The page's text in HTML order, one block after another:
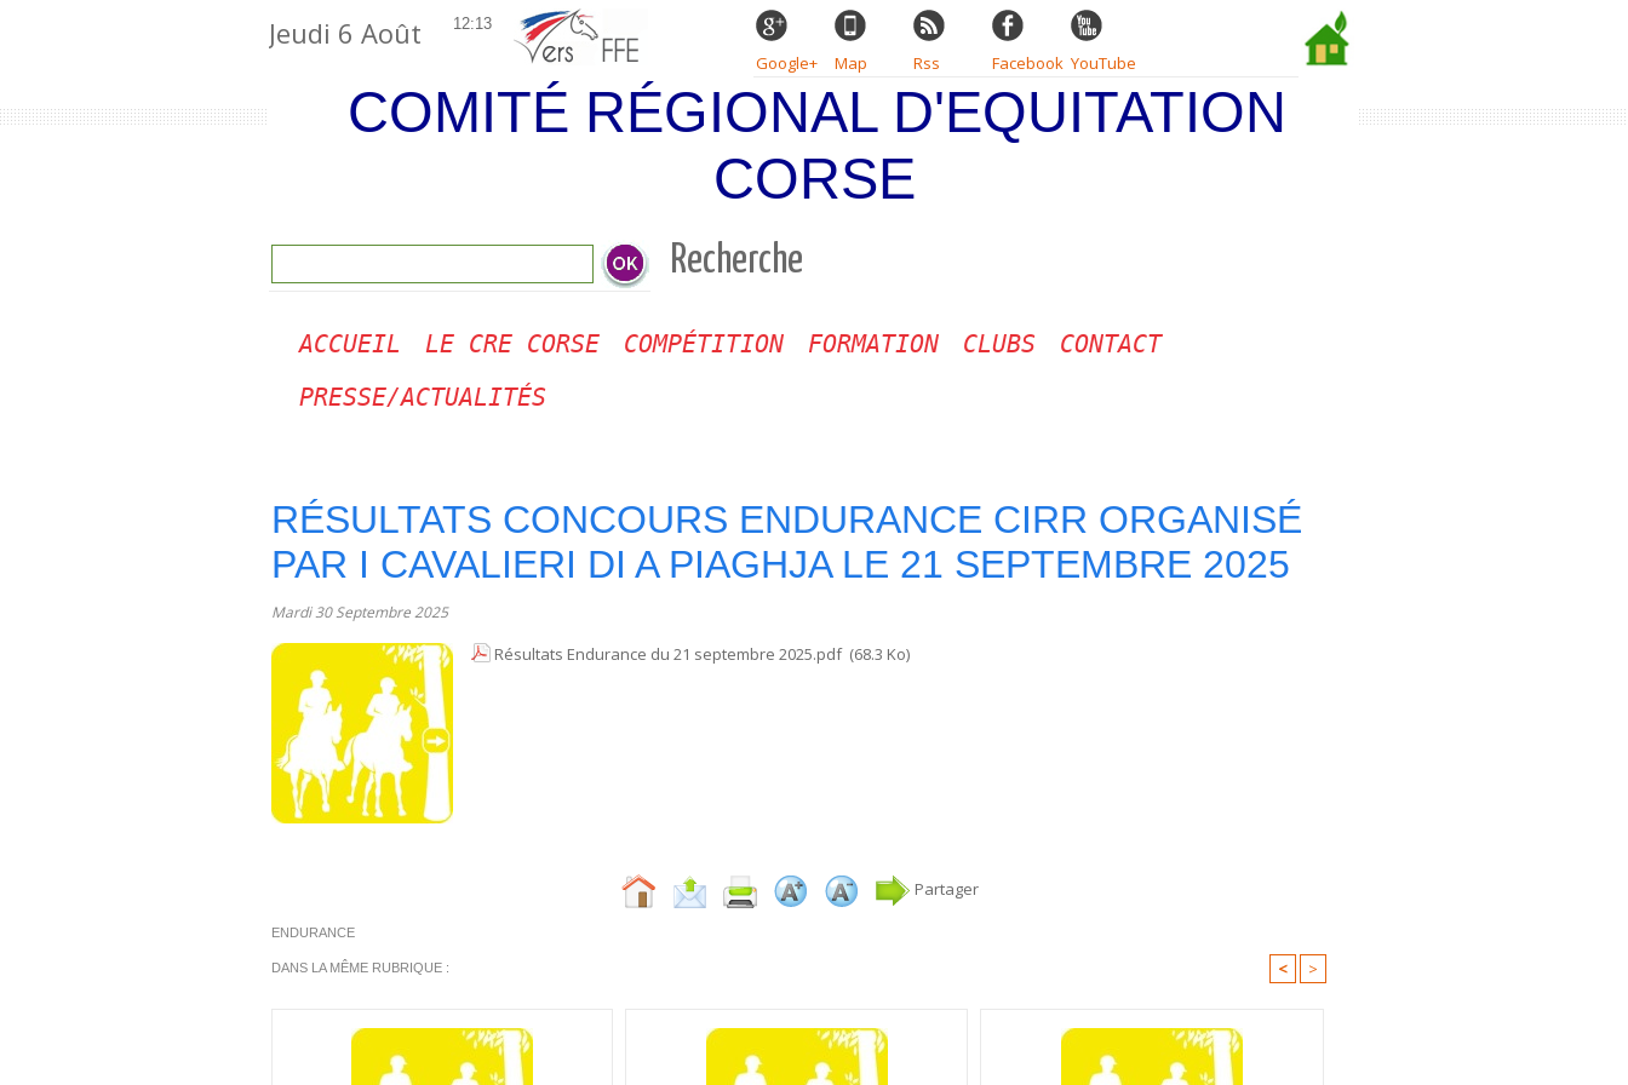
Jeudi 6 Août 12:13
Google+ Map Rss Facebook YouTube
COMITÉ RÉGIONAL D'EQUITATION
CORSE
Recherche
ACCUEIL LE CRE CORSE COMPÉTITION FORMATION CLUBS
CONTACT
PRESSE/ACTUALITÉS
RÉSULTATS CONCOURS ENDURANCE CIRR ORGANISÉ
PAR I CAVALIERI DI A PIAGHJA LE 21 SEPTEMBRE 2025
Mardi 30 Septembre 2025
Résultats Endurance du 21 septembre 2025.pdf (68.3 Ko)
Partager
ENDURANCE
DANS LA MÊME RUBRIQUE : < >